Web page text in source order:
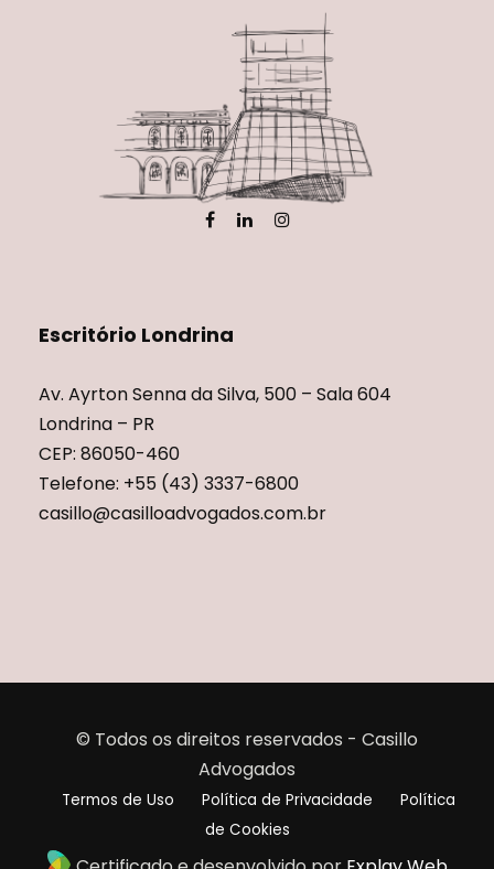
Escritório Londrina
Av. Ayrton Senna da Silva, 500 – Sala 604
Londrina – PR
CEP: 86050-460
Telefone: +55 (43) 3337-6800
casillo@casilloadvogados.com.br
© Todos os direitos reservados - Casillo
Advogados
Termos de Uso Política de Privacidade
Política
de Cookies